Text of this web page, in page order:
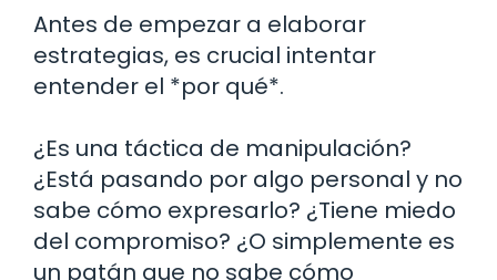
Antes de empezar a elaborar
estrategias, es crucial intentar
entender el *por qué*.
¿Es una táctica de manipulación?
¿Está pasando por algo personal y no
sabe cómo expresarlo? ¿Tiene miedo
del compromiso? ¿O simplemente es
un patán que no sabe cómo